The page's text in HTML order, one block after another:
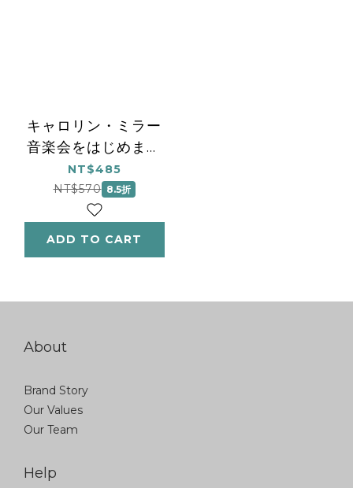
キャロリン・ミラー
音楽会をはじめまし
ょ! やさしいピアノ小
品集 初級
NT$485
NT$570 8.5折
ADD TO CART
About
Brand Story
Our Values
Our Team
Help